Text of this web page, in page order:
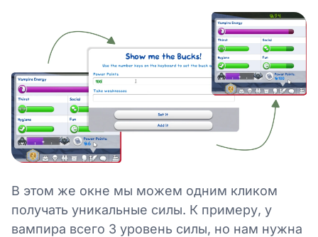
В этом же окне мы можем одним кликом
получать уникальные силы. К примеру, у
вампира всего 3 уровень силы, но нам нужна